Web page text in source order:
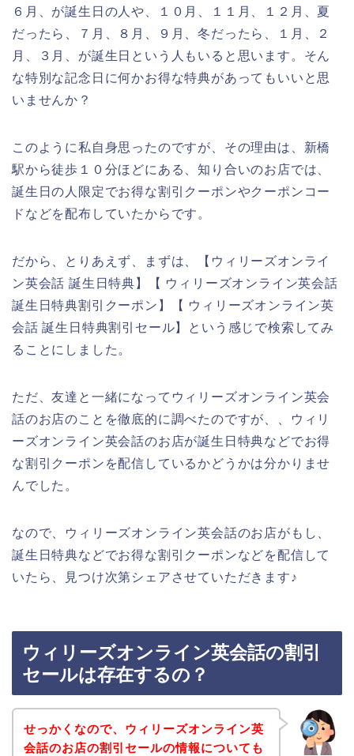
６月、が誕生日の人や、１０月、１１月、１２月、夏
だったら、７月、８月、９月、冬だったら、１月、２
月、３月、が誕生日という人もいると思います。そん
な特別な記念日に何かお得な特典があってもいいと思
いませんか？
このように私自身思ったのですが、その理由は、新橋
駅から徒歩１０分ほどにある、知り合いのお店では、
誕生日の人限定でお得な割引クーポンやクーポンコー
ドなどを配布していたからです。
だから、とりあえず、まずは、【ウィリーズオンライ
ン英会話 誕生日特典】【 ウィリーズオンライン英会話
誕生日特典割引クーポン】【 ウィリーズオンライン英
会話 誕生日特典割引セール】という感じで検索してみ
ることにしました。
ただ、友達と一緒になってウィリーズオンライン英会
話のお店のことを徹底的に調べたのですが、、ウィリ
ーズオンライン英会話のお店が誕生日特典などでお得
な割引クーポンを配信しているかどうかは分かりませ
んでした。
なので、ウィリーズオンライン英会話のお店がもし、
誕生日特典などでお得な割引クーポンなどを配信して
いたら、見つけ次第シェアさせていただきます♪
ウィリーズオンライン英会話の割引
セールは存在するの？
せっかくなので、ウィリーズオンライン英
会話のお店の割引セールの情報についても